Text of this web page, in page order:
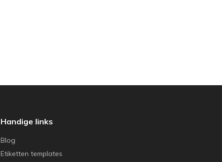
Handige links
Blog
Etiketten templates